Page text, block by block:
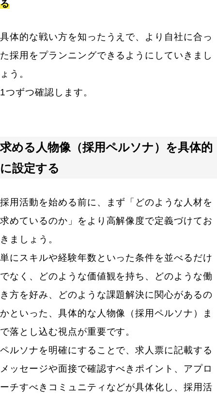
採用課題・改善
採用目標・効果改善
中途採用
採用支援・採用代行
る
具体的な戦い方を知ったうえで、より自社に合っ
た採用をプランニングできるようにしていきまし
ょう。
1つずつ確認します。
求める人物像（採用ペルソナ）を具体的
に設定する
採用活動を始める前に、まず「どのような人材を
求めているのか」をより高解像度で定義づけてお
きましょう。
単にスキルや経験年数といった条件を並べるだけ
でなく、どのような価値観を持ち、どのような働
き方を好み、どのような課題解決に関心があるの
かといった、具体的な人物像（採用ペルソナ）ま
で落とし込む視点が重要です。
ペルソナを明確にすることで、求人票に記載する
メッセージや面接で確認すべきポイント、アプロ
ーチすべきコミュニティなどが具体化し、採用活